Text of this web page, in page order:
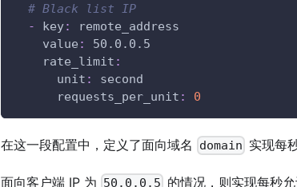
# Black list IP
-
key:
remote_address
value :
50.0.0.5
rate_limit :
unit :
second
requests_per_unit : 0
在这一段配置中，定义了面向域名 domain 实现每
面向客户端 IP 为 50.0.0.5 的情况，则实现每秒